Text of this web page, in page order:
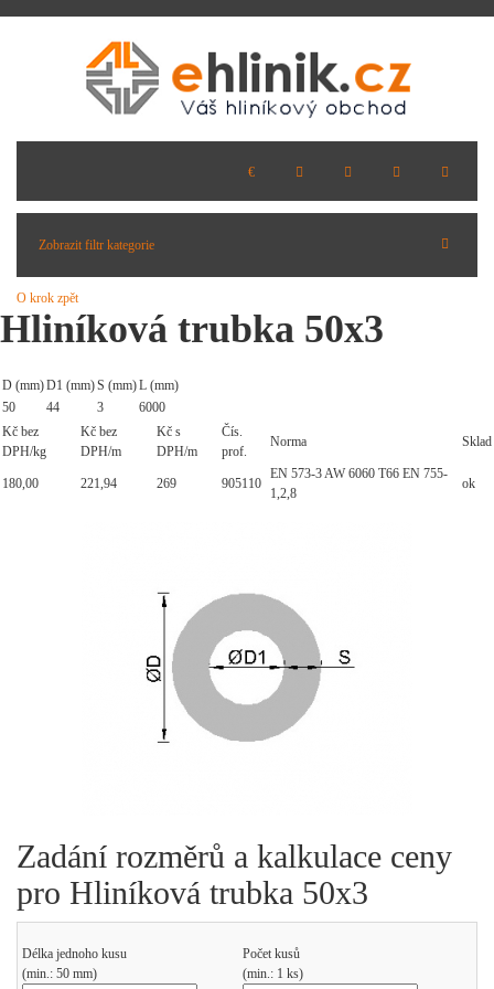
Zobrazit filtr kategorie
O krok zpět
Hliníková trubka 50x3
D (mm)D1 (mm)S (mm)L (mm)
50
44 3
6000
Kč bez
DPH/kg
Kč bez
DPH/m
Kč s
DPH/m
Čís.
prof.
Norma Sklad
180,00 221,94 269 905110
EN 573-3 AW 6060 T66 EN 755-
1,2,8
ok
Zadání rozměrů a kalkulace ceny
pro Hliníková trubka 50x3
Délka jednoho kusu
(min.: 50 mm)
Počet kusů
(min.: 1 ks)